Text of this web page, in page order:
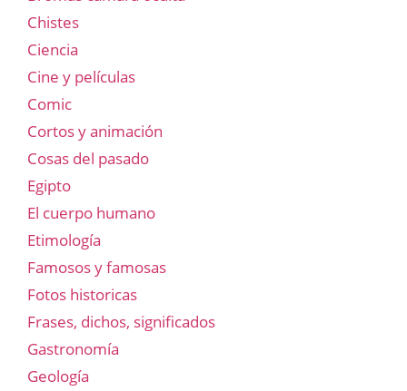
Chistes
Ciencia
Cine y películas
Comic
Cortos y animación
Cosas del pasado
Egipto
El cuerpo humano
Etimología
Famosos y famosas
Fotos historicas
Frases, dichos, significados
Gastronomía
Geología